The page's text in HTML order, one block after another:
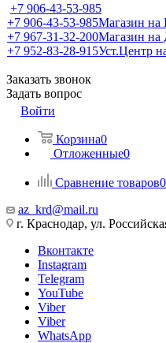
+7 906-43-53-985
+7 906-43-53-985Магазин на
+7 967-31-32-200Магазин на
+7 952-83-28-915Уст.Центр
Заказать звонок
Задать вопрос
Войти
Корзина0
Отложенные0
Сравнение товаров0
az_krd@mail.ru
г. Краснодар, ул.
Вконтакте
Instagram
Telegram
YouTube
Viber
Viber
WhatsApp